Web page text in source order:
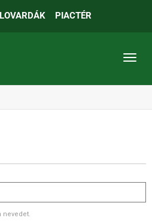
LOVARDÁK PIACTÉR
nevedet.